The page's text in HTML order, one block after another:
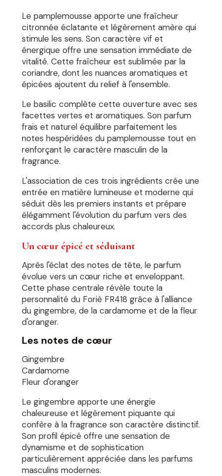
Le pamplemousse apporte une fraîcheur
citronnée éclatante et légèrement amère qui
stimule les sens. Son caractère vif et
énergique offre une sensation immédiate de
vitalité. Cette fraîcheur est sublimée par la
coriandre, dont les nuances aromatiques et
épicées ajoutent du relief à l'ensemble.
Le basilic complète cette ouverture avec ses
facettes vertes et aromatiques. Son parfum
frais et naturel équilibre parfaitement les
notes hespéridées du pamplemousse tout en
renforçant le caractère masculin de la
fragrance.
L'association de ces trois ingrédients crée une
entrée en matière lumineuse et moderne qui
séduit dès les premiers instants et prépare
élégamment l'évolution du parfum vers des
accords plus chaleureux.
Un cœur épicé et séduisant
Après l'éclat des notes de tête, le parfum
évolue vers un cœur riche et enveloppant.
Cette phase centrale révèle toute la
personnalité du Foriè FR418 grâce à l'alliance
du gingembre, de la cardamome et de la fleur
d'oranger.
Les notes de cœur
Gingembre
Cardamome
Fleur d'oranger
Le gingembre apporte une énergie
chaleureuse et légèrement piquante qui
confère à la fragrance son caractère distinctif.
Son profil épicé offre une sensation de
dynamisme et de sophistication
particulièrement appréciée dans les parfums
masculins modernes.